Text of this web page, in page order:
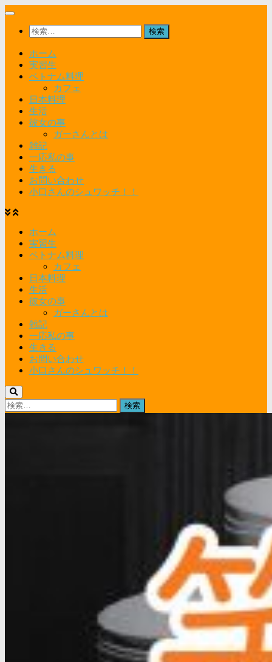
コ
検
索:
ホーム
実習生
ベトナム料理
カフェ
日本料理
生活
彼女の事
ガーさんとは
雑記
一応私の事
生きる
お問い合わせ
小口さんのシュワッチ！！
ホーム
実習生
ベトナム料理
カフェ
日本料理
生活
彼女の事
ガーさんとは
雑記
一応私の事
生きる
お問い合わせ
小口さんのシュワッチ！！
検
索: